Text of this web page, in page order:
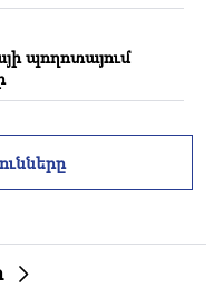
պողոտայում